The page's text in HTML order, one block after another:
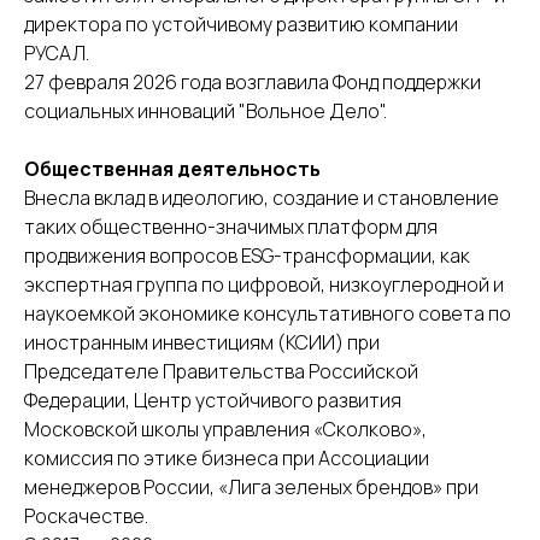
директора по устойчивому развитию компании
РУСАЛ.
27 февраля 2026 года возглавила Фонд поддержки
социальных инноваций "Вольное Дело".
Общественная деятельность
Внесла вклад в идеологию, создание и становление
таких общественно-значимых платформ для
продвижения вопросов ESG-трансформации, как
экспертная группа по цифровой, низкоуглеродной и
наукоемкой экономике консультативного совета по
иностранным инвестициям (КСИИ) при
Председателе Правительства Российской
Федерации, Центр устойчивого развития
Московской школы управления «Сколково»,
комиссия по этике бизнеса при Ассоциации
менеджеров России, «Лига зеленых брендов» при
Роскачестве.
ОБЩЕСТВЕННЫЙ СОВЕТ
ПРИ МИНПРИРОДЫ РОССИИ